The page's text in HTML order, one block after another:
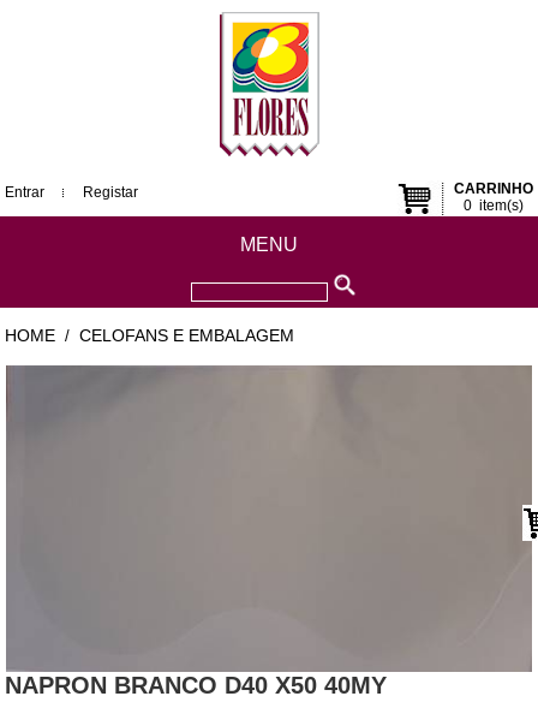
CARRINHO
0item(s)
Entrar Registar
MENU
HOME / CELOFANS E EMBALAGEM
NAPRON BRANCO D40 X50 40MY